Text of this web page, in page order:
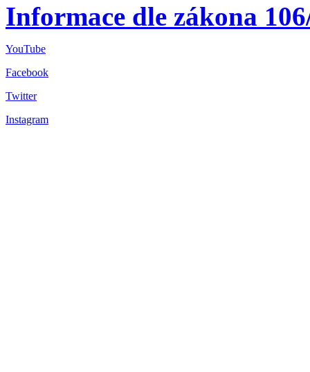
Informace dle zákona
YouTube
Facebook
Twitter
Instagram